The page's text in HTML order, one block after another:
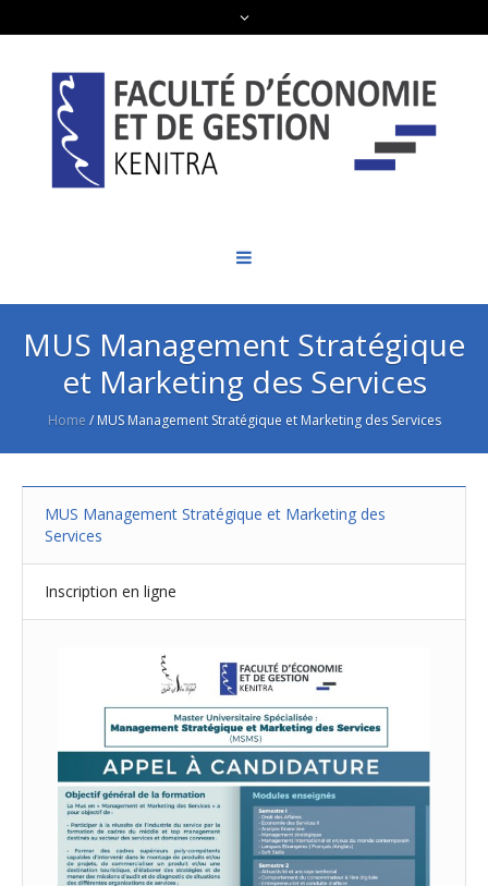
MUS Management Stratégique
et Marketing des Services
Home / MUS Management Stratégique et Marketing des Services
MUS Management Stratégique et Marketing des
Services
Inscription en ligne